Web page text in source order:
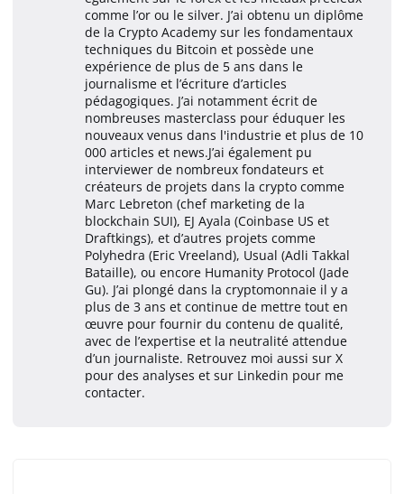
comme l’or ou le silver. J’ai obtenu un diplôme
de la Crypto Academy sur les fondamentaux
techniques du Bitcoin et possède une
expérience de plus de 5 ans dans le
journalisme et l’écriture d’articles
pédagogiques. J’ai notamment écrit de
nombreuses masterclass pour éduquer les
nouveaux venus dans l'industrie et plus de 10
000 articles et news.J’ai également pu
interviewer de nombreux fondateurs et
créateurs de projets dans la crypto comme
Marc Lebreton (chef marketing de la
blockchain SUI), EJ Ayala (Coinbase US et
Draftkings), et d’autres projets comme
Polyhedra (Eric Vreeland), Usual (Adli Takkal
Bataille), ou encore Humanity Protocol (Jade
Gu). J’ai plongé dans la cryptomonnaie il y a
plus de 3 ans et continue de mettre tout en
œuvre pour fournir du contenu de qualité,
avec de l’expertise et la neutralité attendue
d’un journaliste. Retrouvez moi aussi sur X
pour des analyses et sur Linkedin pour me
contacter.